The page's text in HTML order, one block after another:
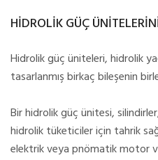
HİDROLİK GÜÇ
Hidrolik güç üniteleri, hidrolik
tasarlanmış birkaç bileşenin
Bir hidrolik güç ünitesi,
hidrolik tüketiciler için tahrik
elektrik veya pnömatik motor